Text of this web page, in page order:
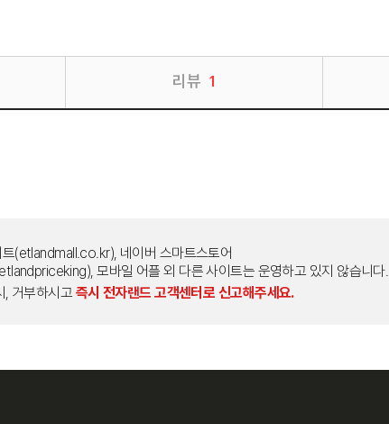
리뷰 1
(etlandmall.co.kr), 네이버 스마트스토어
모바일 어플 외 다른 사이트는 운영하고 있지 않습니다.
, 거부하시고 즉시 전자랜드 고객센터로 신고해주세요.